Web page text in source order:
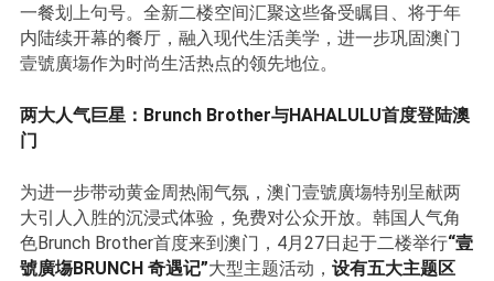
一餐划上句号。全新二楼空间汇聚这些备受瞩目、将于年
内陆续开幕的餐厅，融入现代生活美学，进一步巩固澳门
壹號廣塲作为时尚生活热点的领先地位。
两大人气巨星：Brunch Brother与HAHALULU首度登陆澳
门
为进一步带动黄金周热闹气氛，澳门壹號廣塲特别呈献两
大引人入胜的沉浸式体验，免费对公众开放。韩国人气角
色Brunch Brother首度来到澳门，4月27日起于二楼举行“壹
號廣塲BRUNCH 奇遇记”大型主题活动， 设有五大主题区